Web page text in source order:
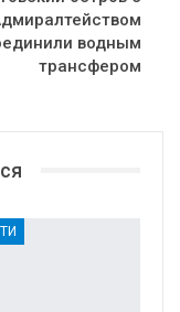
водным
трансфером